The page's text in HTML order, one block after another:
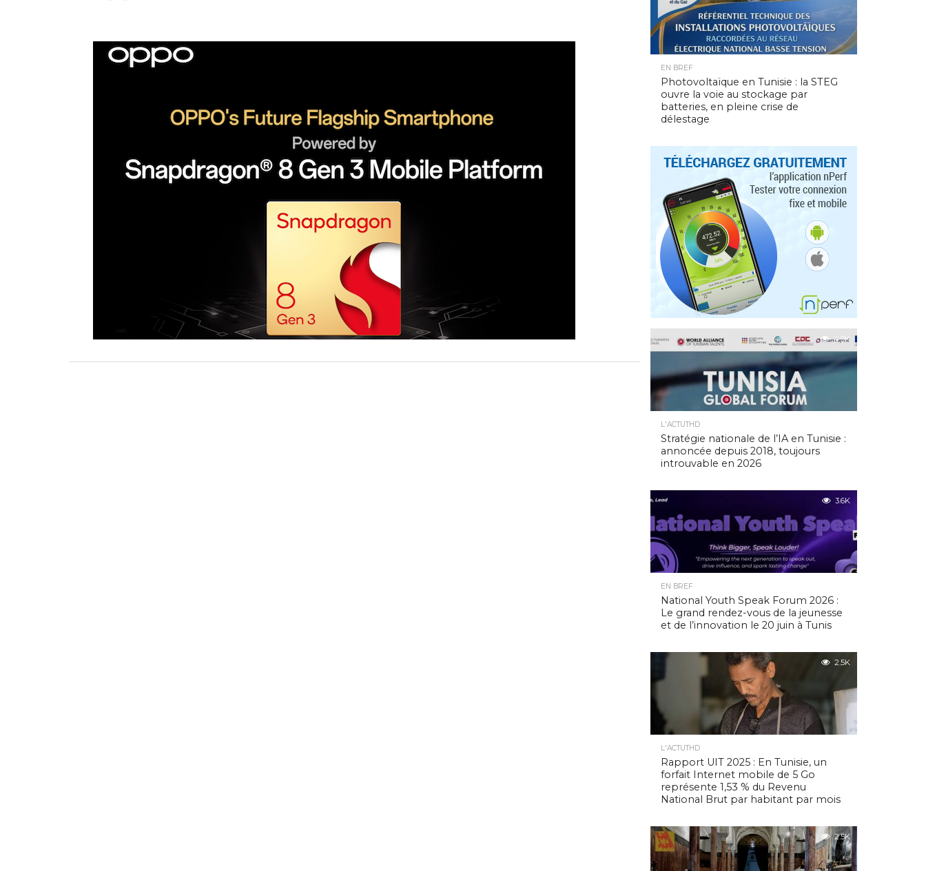
EN BREF
Photovoltaïque en Tunisie : la STEG
ouvre la voie au stockage par
batteries, en pleine crise de
délestage
4.9K
L'ACTUTHD
Stratégie nationale de l’IA en Tunisie :
annoncée depuis 2018, toujours
introuvable en 2026
3.6K
EN BREF
National Youth Speak Forum 2026 :
Le grand rendez-vous de la jeunesse
et de l’innovation le 20 juin à Tunis
2.5K
L'ACTUTHD
Rapport UIT 2025 : En Tunisie, un
forfait Internet mobile de 5 Go
représente 1,53 % du Revenu
National Brut par habitant par mois
2.5K